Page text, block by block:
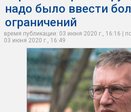
надо было ввести
ограничений
время публикации: 03 июня 2020 г., 16:16 |
03 июня 2020 г., 16:49